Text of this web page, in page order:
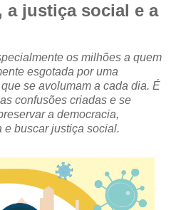
a justiça social e a
os milhões a quem
esgotada por uma
se avolumam a cada dia. É
confusões criadas e se
a democracia,
e buscar justiça social.